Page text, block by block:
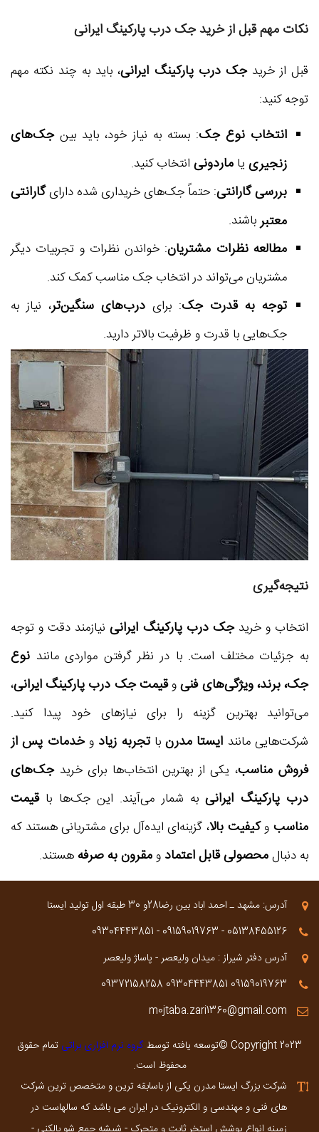
نکات مهم قبل از خرید جک درب پارکینگ ایرانی
قبل از خریدجک درب پارکینگ ایرانی، باید به چند نکته مهم
توجه کنید:
انتخاب نوع جک: بسته به نیاز خود، باید بینجک‌های
زنجیری یا ماردونی انتخاب کنید.
بررسی گارانتی: حتماً جک‌های خریداری شده دارایگارانتی
معتبر باشند.
مطالعه نظرات مشتریان: خواندن نظرات و تجربیات دیگر
مشتریان می‌تواند در انتخاب جک مناسب کمک کند.
توجه به قدرت جک: برای درب‌های سنگین‌تر، نیاز به
جک‌هایی با قدرت و ظرفیت بالاتر دارید.
نتیجه‌گیری
انتخاب و خریدجک درب پارکینگ ایرانینیازمند دقت و توجه
به جزئیات مختلف است. با در نظر گرفتن مواردی مانند نوع
جک، برند، ویژگی‌های فنیوقیمت جک درب پارکینگ ایرانی،
می‌توانید بهترین گزینه را برای نیازهای خود پیدا کنید.
شرکت‌هایی مانند ایستا مدرنباتجربه زیاد وخدمات پس از
فروش مناسب، یکی از بهترین انتخاب‌ها برای خریدجک‌های
درب پارکینگ ایرانیبه شمار می‌آیند. این جک‌ها باقیمت
مناسبوکیفیت بالا، گزینه‌ای ایده‌آل برای مشتریانی هستند که
به دنبالمحصولی قابل اعتماد و مقرون به صرفههستند.
آدرس: مشهد ـ احمد اباد بین رضا28و 30 طبقه اول تولید ایستا
09304443851‌‌ - 09159019763‌‌ - 05138455126‌‌
آدرس دفتر شیراز : میدان ولیعصر - پاساژ ولیعصر
09372158258 09304443851 09159019763
m0jtaba.zari1360@gmail.com
Copyright 2023 ©توسعه یافته توسط گروه نرم افزاری براتی تمام حقوق
محفوظ است.
شرکت بزرگ ایستا مدرن یکی از باسابقه ترین و متخصص ترین شرکت
های فنی و مهندسی و الکترونیک در ایران می باشد که سالهاست در